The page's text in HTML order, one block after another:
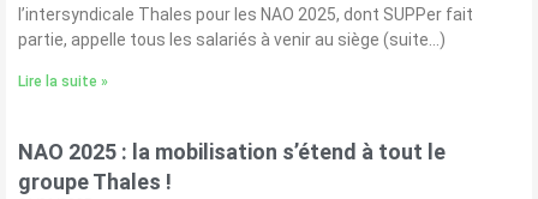
l’intersyndicale Thales pour les NAO 2025, dont SUPPer fait
partie, appelle tous les salariés à venir au siège (suite…)
Lire la suite »
NAO 2025 : la mobilisation s’étend à tout le
groupe Thales !